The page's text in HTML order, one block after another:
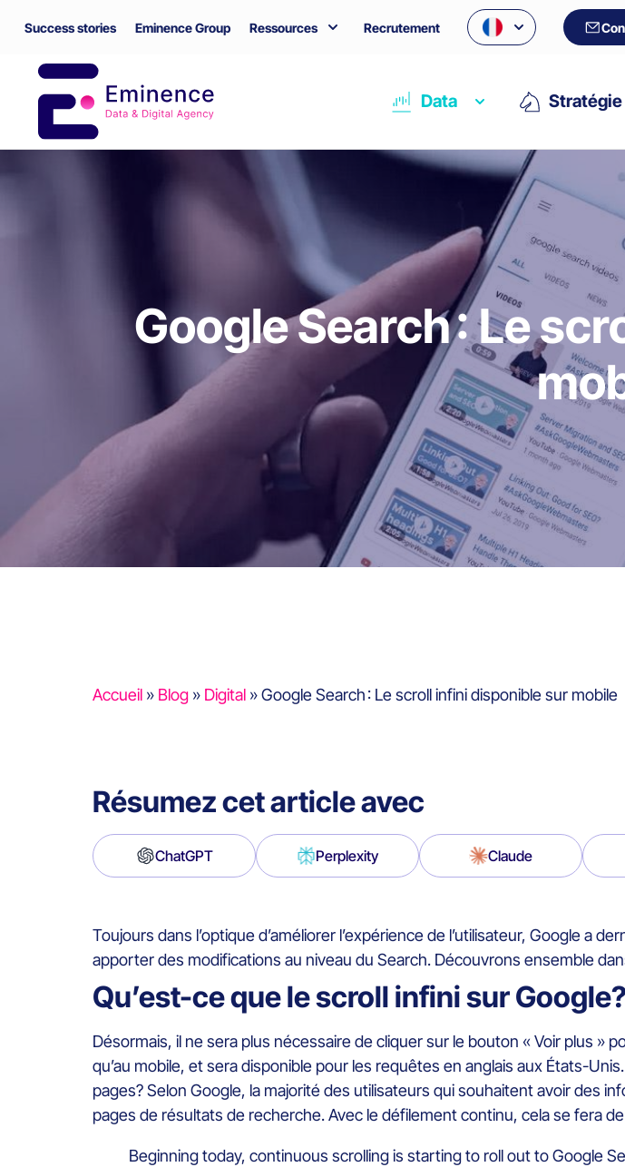
Success stories Eminence Group Ressources Recrutement
Data Stratégie
Google Search : Le
Accueil » Blog » Digital »Google Search : Le scroll infini disponible sur mobile
Résumez cet article avec
ChatGPT Perplexity Claude
Toujours dans l’optique d’améliorer l’expérience de l’utilisateur, Google a
apporter des modifications au niveau du Search. Découvrons ensemble
Qu’est-ce que le scroll infini sur Google?
Désormais, il ne sera plus nécessaire de cliquer sur le bouton « Voir plus »
qu’au mobile, et sera disponible pour les requêtes en anglais aux États-
pages? Selon Google, la majorité des utilisateurs qui souhaitent avoir des
pages de résultats de recherche. Avec le défilement continu, cela se fera
Beginning today, continuous scrolling is starting to roll out to Google